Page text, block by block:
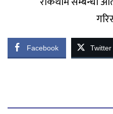
Facebook Twitter